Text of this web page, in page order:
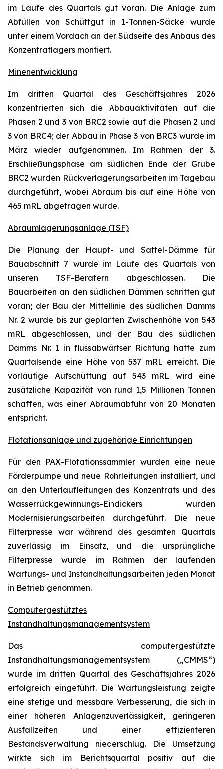
im Laufe des Quartals gut voran. Die Anlage zum
Abfüllen von Schüttgut in 1-Tonnen-Säcke wurde
unter einem Vordach an der Südseite des Anbaus des
Konzentratlagers montiert.
Minenentwicklung
Im dritten Quartal des Geschäftsjahres 2026
konzentrierten sich die Abbauaktivitäten auf die
Phasen 2 und 3 von BRC2 sowie auf die Phasen 2 und
3 von BRC4; der Abbau in Phase 3 von BRC3 wurde im
März wieder aufgenommen. Im Rahmen der 3.
Erschließungsphase am südlichen Ende der Grube
BRC2 wurden Rückverlagerungsarbeiten im Tagebau
durchgeführt, wobei Abraum bis auf eine Höhe von
465 mRL abgetragen wurde.
Abraumlagerungsanlage (TSF)
Die Planung der Haupt- und Sattel-Dämme für
Bauabschnitt 7 wurde im Laufe des Quartals von
unseren TSF-Beratern abgeschlossen. Die
Bauarbeiten an den südlichen Dämmen schritten gut
voran; der Bau der Mittellinie des südlichen Damms
Nr. 2 wurde bis zur geplanten Zwischenhöhe von 543
mRL abgeschlossen, und der Bau des südlichen
Damms Nr. 1 in flussabwärtser Richtung hatte zum
Quartalsende eine Höhe von 537 mRL erreicht. Die
vorläufige Aufschüttung auf 543 mRL wird eine
zusätzliche Kapazität von rund 1,5 Millionen Tonnen
schaffen, was einer Abraumabfuhr von 20 Monaten
entspricht.
Flotationsanlage und zugehörige Einrichtungen
Für den PAX-Flotationssammler wurden eine neue
Förderpumpe und neue Rohrleitungen installiert, und
an den Unterlaufleitungen des Konzentrats und des
Wasserrückgewinnungs-Eindickers wurden
Modernisierungsarbeiten durchgeführt. Die neue
Filterpresse war während des gesamten Quartals
zuverlässig im Einsatz, und die ursprüngliche
Filterpresse wurde im Rahmen der laufenden
Wartungs- und Instandhaltungsarbeiten jeden Monat
in Betrieb genommen.
Computergestütztes
Instandhaltungsmanagementsystem
Das computergestützte
Instandhaltungsmanagementsystem („CMMS“)
wurde im dritten Quartal des Geschäftsjahres 2026
erfolgreich eingeführt. Die Wartungsleistung zeigte
eine stetige und messbare Verbesserung, die sich in
einer höheren Anlagenzuverlässigkeit, geringeren
Ausfallzeiten und einer effizienteren
Bestandsverwaltung niederschlug. Die Umsetzung
wirkte sich im Berichtsquartal positiv auf die